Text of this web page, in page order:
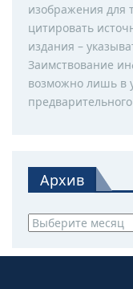
изображения для
цитировать
издания –
Заимствование
возможно лишь в
Архив
Архив